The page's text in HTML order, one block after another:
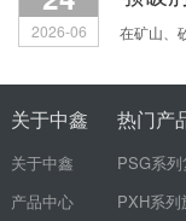
2026-06
关于中鑫
关于中鑫
产品中心
热门产